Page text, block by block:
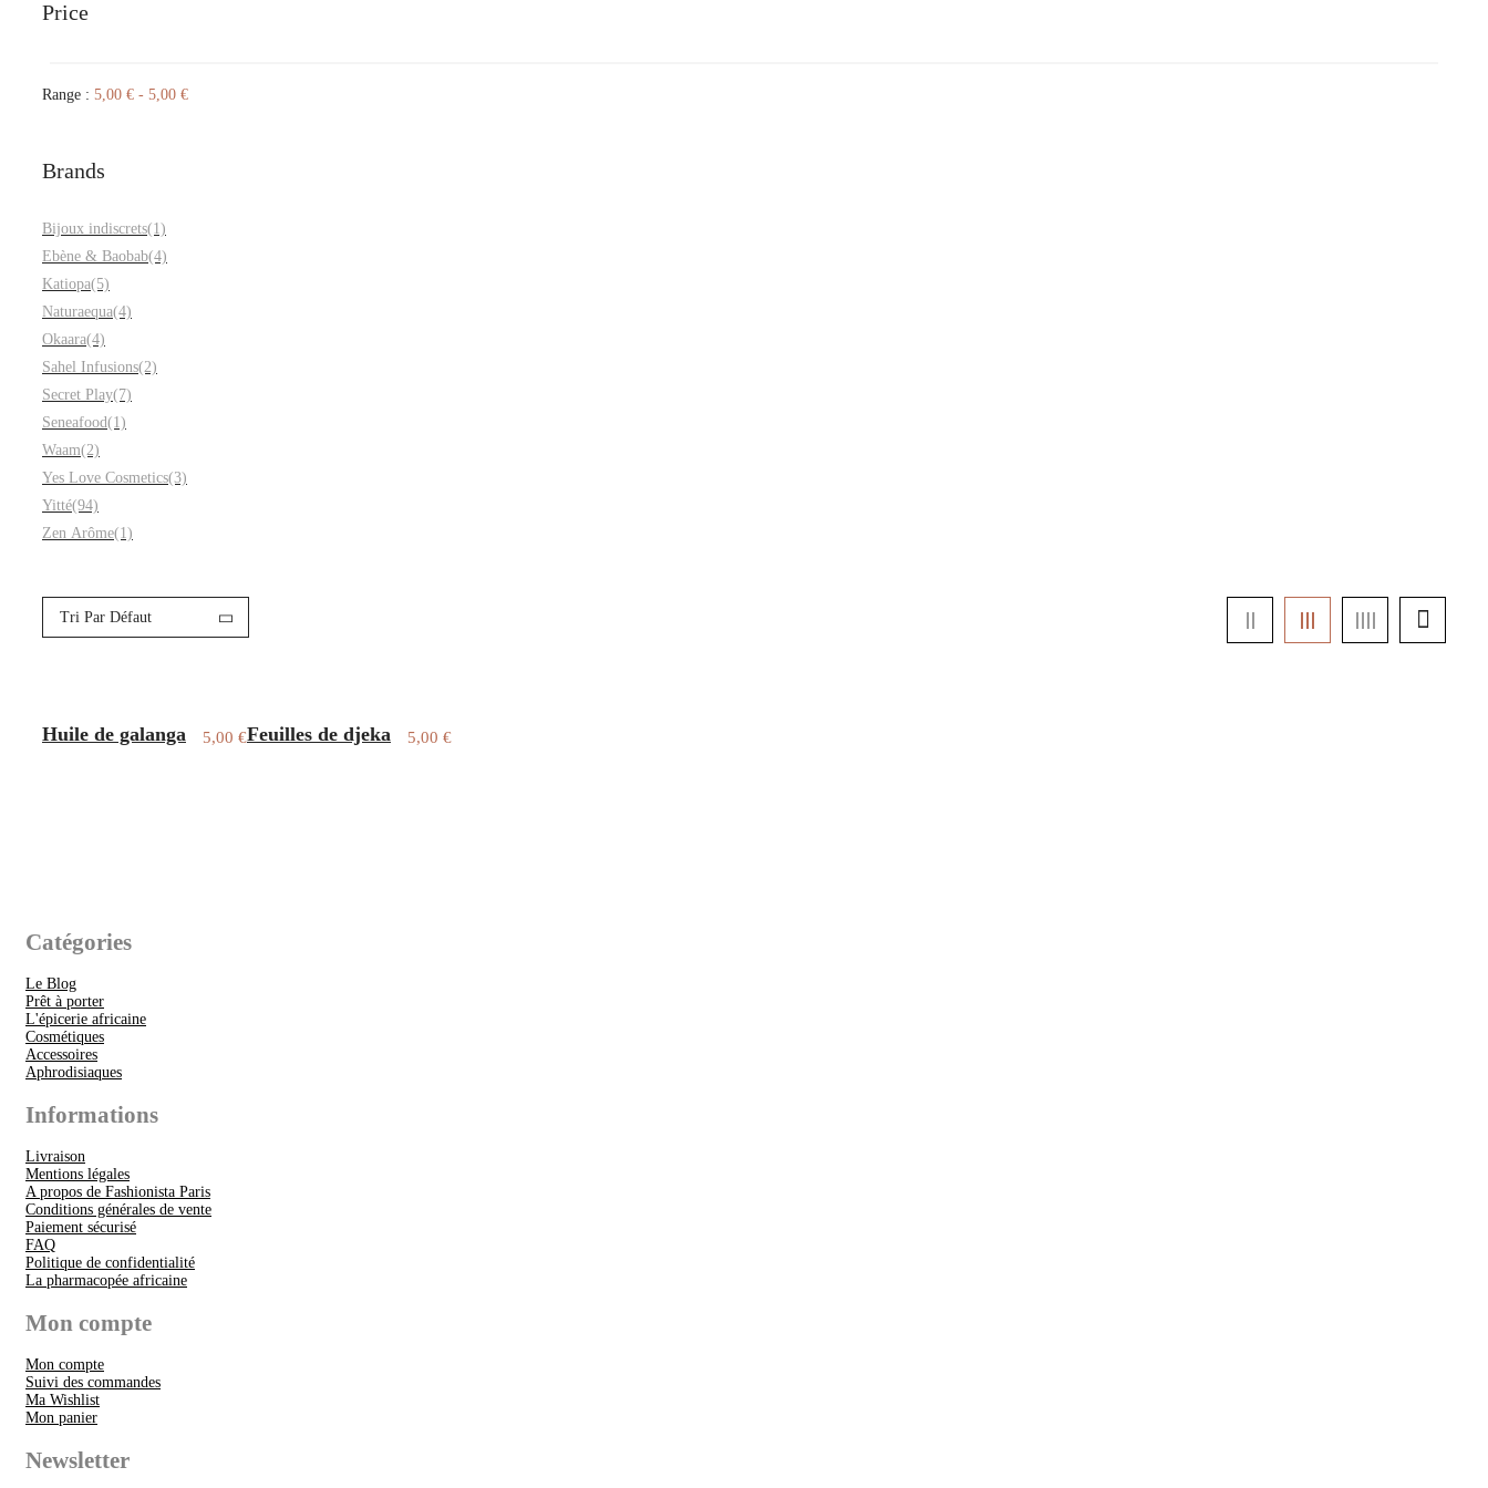
Price
Range : 5,00 € - 5,00 €
Brands
Bijoux indiscrets(1)
Ebène & Baobab(4)
Katiopa(5)
Naturaequa(4)
Okaara(4)
Sahel Infusions(2)
Secret Play(7)
Seneafood(1)
Waam(2)
Yes Love Cosmetics(3)
Yitté(94)
Zen Arôme(1)
Tri Par Défaut
Huile de galanga 5,00 €Feuilles de djeka 5,00 €
Catégories
Le Blog
Prêt à porter
L'épicerie africaine
Cosmétiques
Accessoires
Aphrodisiaques
Informations
Livraison
Mentions légales
A propos de Fashionista Paris
Conditions générales de vente
Paiement sécurisé
FAQ
Politique de confidentialité
La pharmacopée africaine
Mon compte
Mon compte
Suivi des commandes
Ma Wishlist
Mon panier
Newsletter